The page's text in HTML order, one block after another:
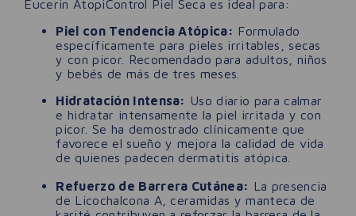
Eucerin AtopiControl Piel Seca es ideal para:
Piel con Tendencia Atópica: Formulado
específicamente para pieles irritables, secas
y con picor. Recomendado para adultos, niños
y bebés de más de tres meses.
Hidratación Intensa: Uso diario para calmar
e hidratar intensamente la piel irritada y con
picor. Se ha demostrado clínicamente que
favorece el sueño y mejora la calidad de vida
de quienes padecen dermatitis atópica.
Refuerzo de Barrera Cutánea: La presencia
de Licochalcona A, ceramidas y manteca de